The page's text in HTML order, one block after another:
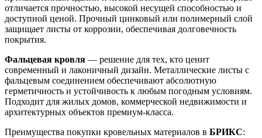
отличается прочностью, высокой несущей способностью и
доступной ценой. Прочный цинковый или полимерный слой
защищает листы от коррозии, обеспечивая долговечность
покрытия.
Фальцевая кровля — решение для тех, кто ценит
современный и лаконичный дизайн. Металлические листы с
фальцевым соединением обеспечивают абсолютную
герметичность и устойчивость к любым погодным условиям.
Подходит для жилых домов, коммерческой недвижимости и
архитектурных объектов премиум-класса.
Преимущества покупки кровельных материалов в БРИКС: